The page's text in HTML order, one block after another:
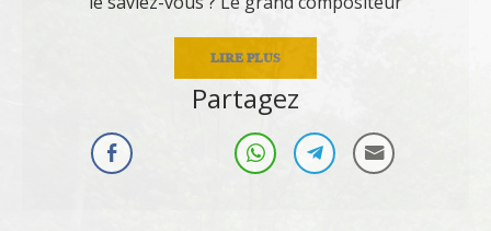
LIRE PLUS
Partagez